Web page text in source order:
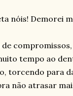
nóis! Demorei
tempo ao
torcendo para
não atrasar